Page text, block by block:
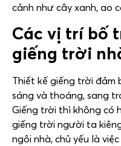
cảnh như cây xanh, ao
Các vị trí bố
giếng trời
Thiết kế giếng trời đảm
sáng và thoáng, sang
Giếng trời thì không có
giếng trời người ta
ngôi nhà, chủ yếu là việc